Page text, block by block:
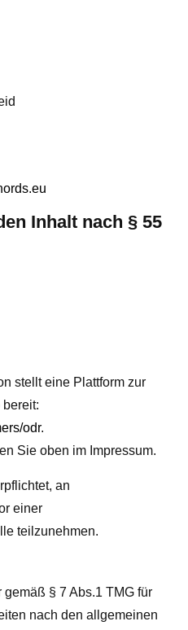
Inhalt nach § 55
stellt eine Plattform zur
odr.
Sie oben im Impressum.
an
einer
teilzunehmen.
§ 7 Abs.1 TMG für
nach den allgemeinen